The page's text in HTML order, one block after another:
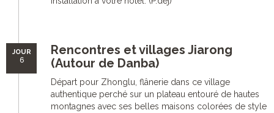
JOUR
6
Rencontres et villages Jiarong
(Autour de Danba)
Départ pour Zhonglu, flânerie dans ce village
authentique perché sur un plateau entouré de hautes
montagnes avec ses belles maisons colorées de style